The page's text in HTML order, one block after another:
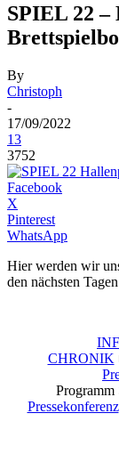
SPIEL 22 –
By
Christoph
-
17/09/2022
13
3752
Facebook
X
Pinterest
WhatsApp
Hier werden wir
den nächsten
CHRONIK
Programm
Pressekonferenz